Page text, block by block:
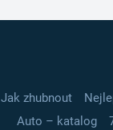
Jak zhubnout
Auto – katalog